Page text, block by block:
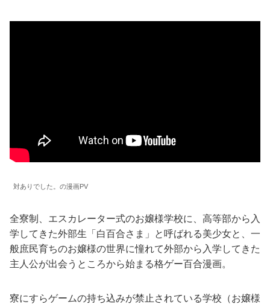
対ありでした。の漫画PV
全寮制、エスカレーター式のお嬢様学校に、高等部から入
学してきた外部生「白百合さま」と呼ばれる美少女と、一
般庶民育ちのお嬢様の世界に憧れて外部から入学してきた
主人公が出会うところから始まる格ゲー百合漫画。
寮にすらゲームの持ち込みが禁止されている学校（お嬢様